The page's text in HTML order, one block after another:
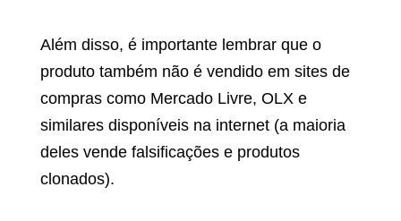
Além disso, é importante lembrar que o
produto também não é vendido em sites de
compras como Mercado Livre, OLX e
similares disponíveis na internet (a maioria
deles vende falsificações e produtos
clonados).